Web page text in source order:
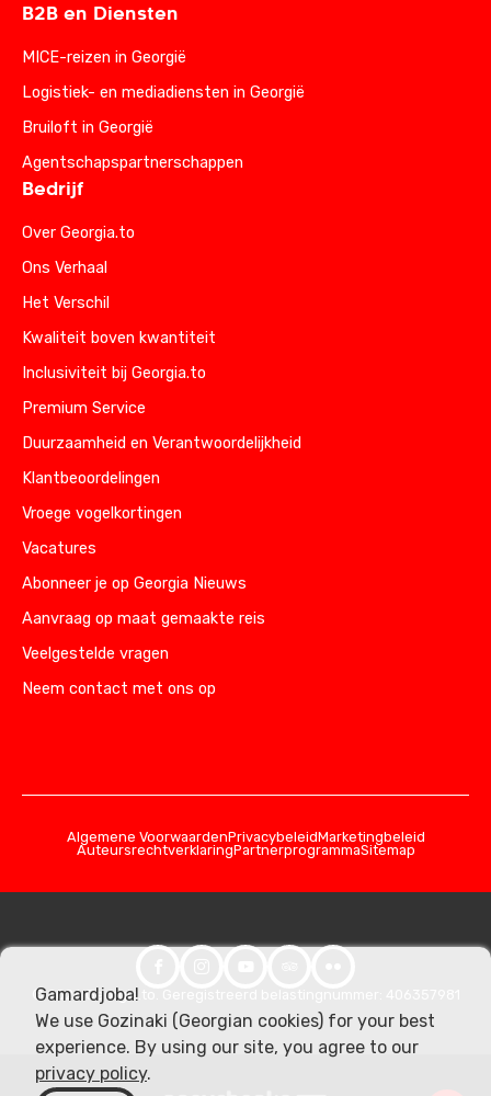
B2B en Diensten
MICE-reizen in Georgië
Logistiek- en mediadiensten in Georgië
Bruiloft in Georgië
Agentschapspartnerschappen
Bedrijf
Over Georgia.to
Ons Verhaal
Het Verschil
Kwaliteit boven kwantiteit
Inclusiviteit bij Georgia.to
Premium Service
Duurzaamheid en Verantwoordelijkheid
Klantbeoordelingen
Vroege vogelkortingen
Vacatures
Abonneer je op Georgia Nieuws
Aanvraag op maat gemaakte reis
Veelgestelde vragen
Neem contact met ons op
Algemene VoorwaardenPrivacybeleidMarketingbeleid
AuteursrechtverklaringPartnerprogrammaSitemap
© 2026 Georgia.to. Geregistreerd belastingnummer: 406357981
Gamardjoba!
We use Gozinaki (Georgian cookies) for your best
experience. By using our site, you agree to our
privacy policy.